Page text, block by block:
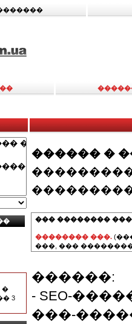
�
3
������ �
��� ��������
�������� ���.
���, ���
������:
- SEO-
���-